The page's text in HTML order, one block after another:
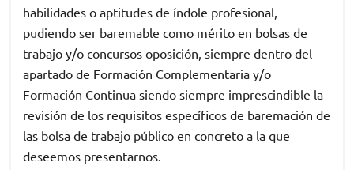
habilidades o aptitudes de índole profesional,
pudiendo ser baremable como mérito en bolsas de
trabajo y/o concursos oposición, siempre dentro del
apartado de Formación Complementaria y/o
Formación Continua siendo siempre imprescindible la
revisión de los requisitos específicos de baremación de
las bolsa de trabajo público en concreto a la que
deseemos presentarnos.